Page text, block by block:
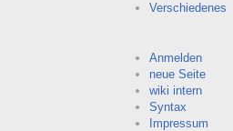
Verschiedenes
Anmelden
neue Seite
wiki intern
Syntax
Impressum